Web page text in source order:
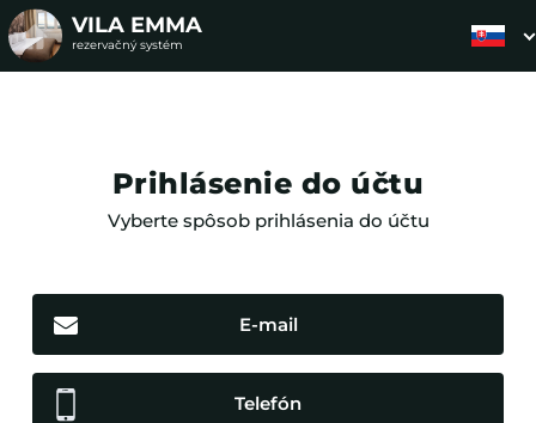
VILA EMMA
rezervačný systém
Prihlásenie do účtu
Vyberte spôsob prihlásenia do účtu
E-mail
Telefón